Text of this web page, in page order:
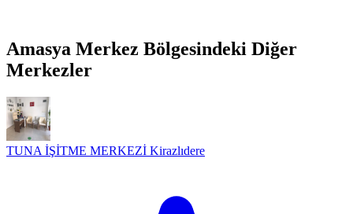
Amasya Merkez Bölgesindeki Diğer
Merkezler
TUNA İŞİTME MERKEZİ Kirazlıdere